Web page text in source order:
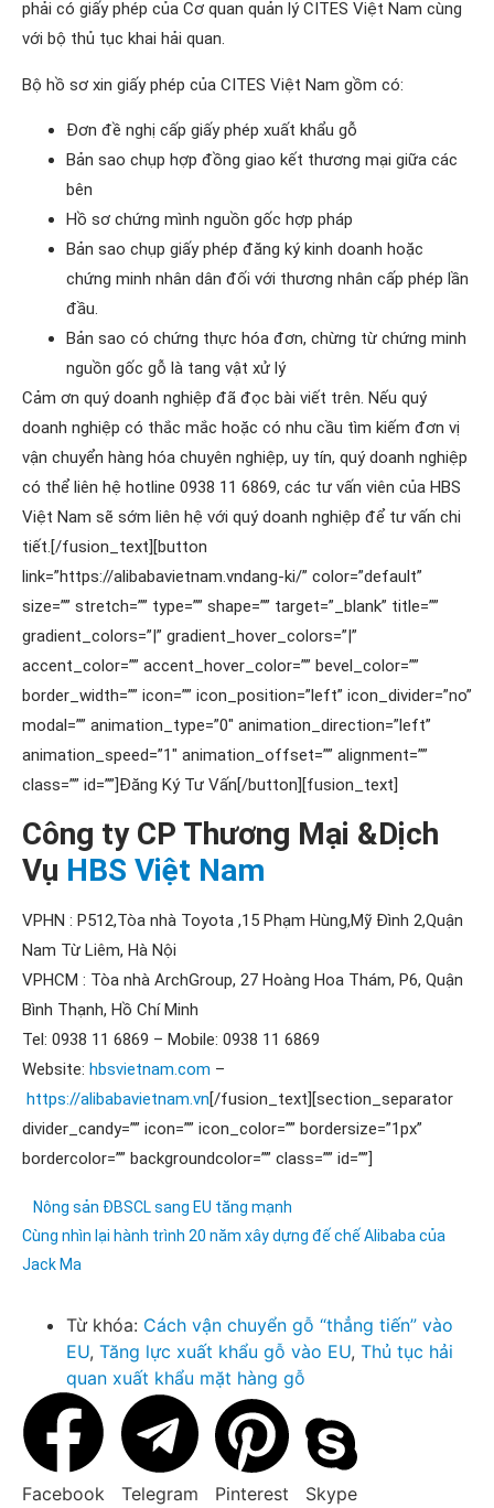
phải có giấy phép của Cơ quan quản lý CITES Việt Nam cùng
với bộ thủ tục khai hải quan.
Bộ hồ sơ xin giấy phép của CITES Việt Nam gồm có:
Đơn đề nghị cấp giấy phép xuất khẩu gỗ
Bản sao chụp hợp đồng giao kết thương mại giữa các
bên
Hồ sơ chứng mình nguồn gốc hợp pháp
Bản sao chụp giấy phép đăng ký kinh doanh hoặc
chứng minh nhân dân đối với thương nhân cấp phép lần
đầu.
Bản sao có chứng thực hóa đơn, chừng từ chứng minh
nguồn gốc gỗ là tang vật xử lý
Cảm ơn quý doanh nghiệp đã đọc bài viết trên. Nếu quý
doanh nghiệp có thắc mắc hoặc có nhu cầu tìm kiếm đơn vị
vận chuyển hàng hóa chuyên nghiệp, uy tín, quý doanh nghiệp
có thể liên hệ hotline 0938 11 6869, các tư vấn viên của HBS
Việt Nam sẽ sớm liên hệ với quý doanh nghiệp để tư vấn chi
tiết.[/fusion_text][button
link=”https://alibabavietnam.vndang-ki/” color=”default”
size=”” stretch=”” type=”” shape=”” target=”_blank” title=””
gradient_colors=”|” gradient_hover_colors=”|”
accent_color=”” accent_hover_color=”” bevel_color=””
border_width=”” icon=”” icon_position=”left” icon_divider=”no”
modal=”” animation_type=”0″ animation_direction=”left”
animation_speed=”1″ animation_offset=”” alignment=””
class=”” id=””]Đăng Ký Tư Vấn[/button][fusion_text]
Công ty CP Thương Mại &Dịch
Vụ HBS Việt Nam
VPHN : P512,Tòa nhà Toyota ,15 Phạm Hùng,Mỹ Đình 2,Quận
Nam Từ Liêm, Hà Nội
VPHCM : Tòa nhà ArchGroup, 27 Hoàng Hoa Thám, P6, Quận
Bình Thạnh, Hồ Chí Minh
Tel: 0938 11 6869 – Mobile: 0938 11 6869
Website: hbsvietnam.com –
https://alibabavietnam.vn[/fusion_text][section_separator
divider_candy=”” icon=”” icon_color=”” bordersize=”1px”
bordercolor=”” backgroundcolor=”” class=”” id=””]
Nông sản ĐBSCL sang EU tăng mạnh
Cùng nhìn lại hành trình 20 năm xây dựng đế chế Alibaba của
Jack Ma
Từ khóa: Cách vận chuyển gỗ “thẳng tiến” vào
EU​, Tăng lực xuất khẩu gỗ vào EU, Thủ tục hải
quan xuất khẩu mặt hàng gỗ
Facebook Telegram Pinterest Skype